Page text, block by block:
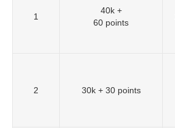
1
40k +
60 points
2 30k + 30 points